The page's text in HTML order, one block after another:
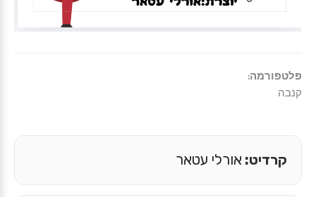
פלטפורמה:
קנבה
קרדיט: אורלי עטאר